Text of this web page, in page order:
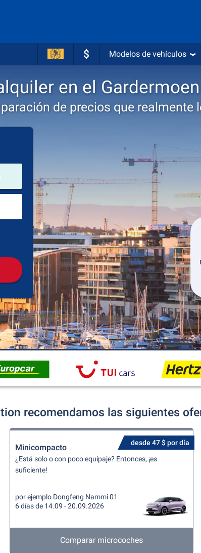
$ Modelos de vehículos
en el
de precios que realmente
Lugar de devolución
Recogida Devolución
recomendamos las siguientes
desde 47 $ por día
Minicompacto
¿Está solo o con poco equipaje? Entonces, ¡es
suficiente!
por ejemplo Dongfeng Nammi 01
6 días de 14.09 - 20.09.2026
Comparar microcoches